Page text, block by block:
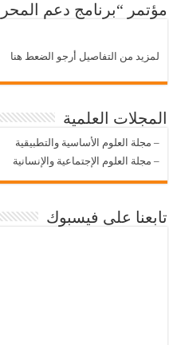
مؤتمر “برنامج دعم
لمزيد من التفاصيل أرجو الضعط هنا
المجلات العلمية
– مجلة العلوم الأساسية والتطبيقية
– مجلة العلوم الإجتماعية والإنسانية
تابعنا على فيسبوك